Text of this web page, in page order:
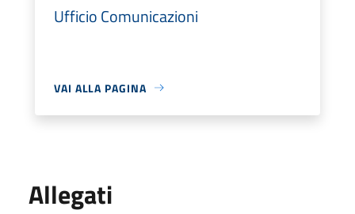
Ufficio Comunicazioni
VAI ALLA PAGINA
Allegati